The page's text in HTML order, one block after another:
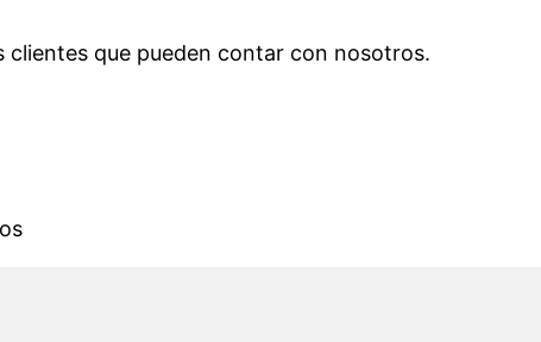
clientes que pueden contar con nosotros.